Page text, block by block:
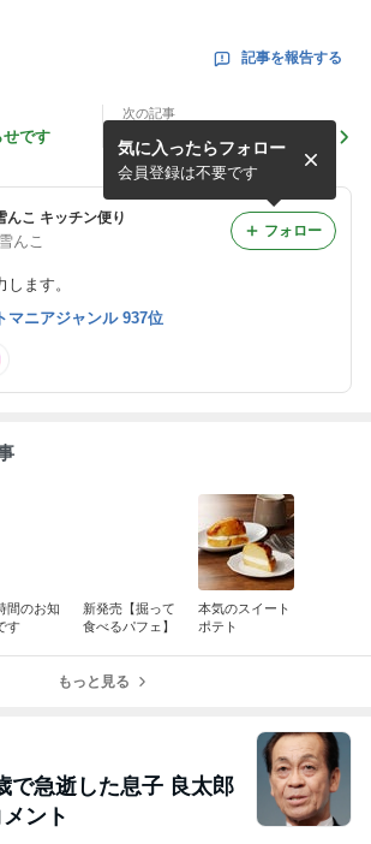
記事を報告する
せです
次の記事
新発売【掘って食べるパフ
ェ】
んこ キッチン便り
んこ
ます。
気に入ったらフォロー
会員登録は不要です
フォロー
マニアジャンル 937位
間のお知
す
新発売【掘って
食べるパフェ】
本気のスイート
ポテト
もっと見る
で急逝した息子 良太郎
ント